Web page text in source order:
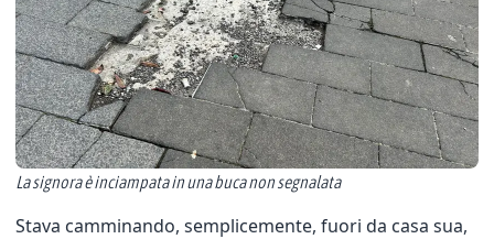
La signora è inciampata in una buca non segnalata
Stava camminando, semplicemente, fuori da casa sua,